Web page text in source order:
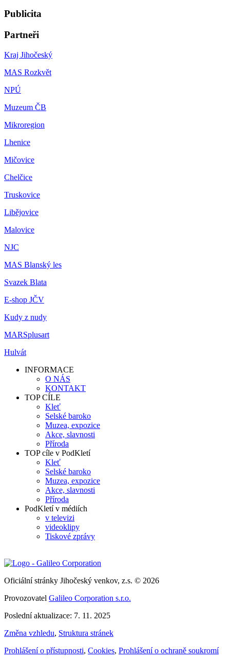
Publicita
Partneři
Kraj Jihočeský
MAS Rozkvět
NPÚ
Muzeum ČB
Mikroregion
Lhenice
Mičovice
Chelčice
Truskovice
Libějovice
Malovice
NJC
MAS Blanský les
Svazek Blata
E-shop JČV
Kudy z nudy
MARSplusart
Hulvát
INFORMACE
O NÁS
KONTAKT
TOP CÍLE
Kleť
Selské baroko
Muzea, expozice
Akce, slavnosti
Příroda
TOP cíle v PodKletí
Kleť
Selské baroko
Muzea, expozice
Akce, slavnosti
Příroda
PodKletí v médiích
v televizi
videoklipy
Tiskové zprávy
Oficiální stránky Jihočeský venkov, z.s. © 2026
Provozovatel Galileo Corporation s.r.o.
Poslední aktualizace: 7. 11. 2025
Změna vzhledu, Struktura stránek
Prohlášení o přístupnosti, Cookies, Prohlášení o ochraně soukromí